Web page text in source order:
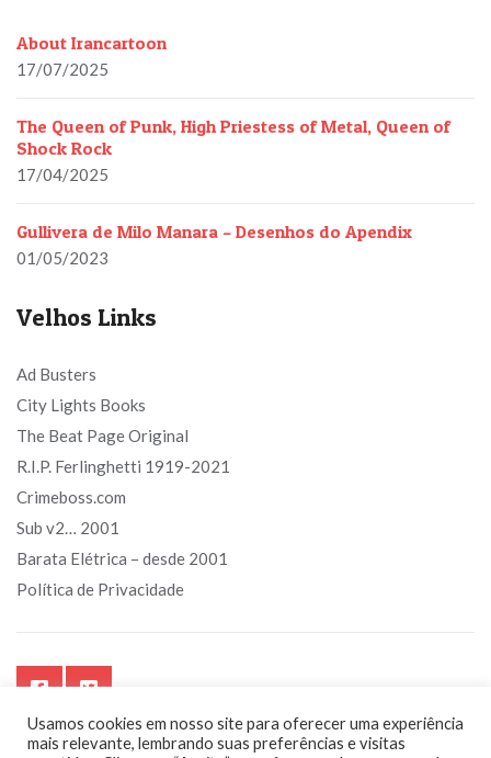
About Irancartoon
17/07/2025
The Queen of Punk, High Priestess of Metal, Queen of
Shock Rock
17/04/2025
Gullivera de Milo Manara – Desenhos do Apendix
01/05/2023
Velhos Links
Ad Busters
City Lights Books
The Beat Page Original
R.I.P. Ferlinghetti 1919-2021
Crimeboss.com
Sub v2… 2001
Barata Elétrica – desde 2001
Política de Privacidade
Usamos cookies em nosso site para oferecer uma experiência
mais relevante, lembrando suas preferências e visitas